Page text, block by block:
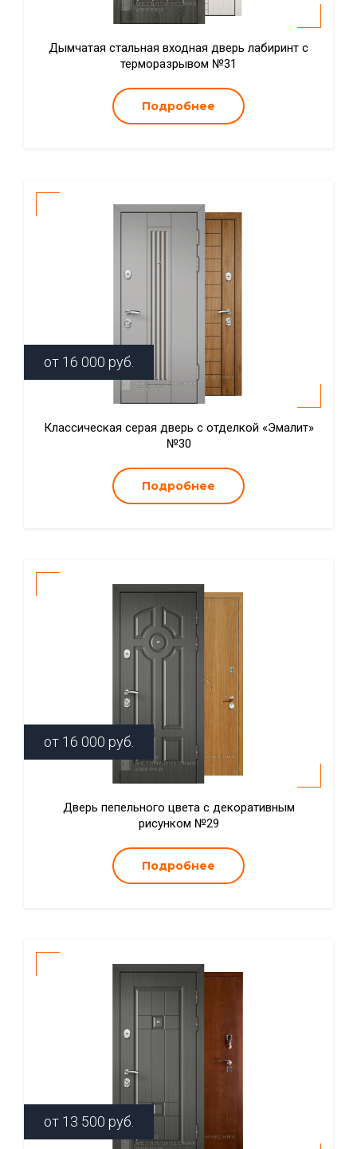
Дымчатая стальная входная дверь лабиринт с
терморазрывом №31
Подробнее
от 16 000 руб.
Классическая серая дверь с отделкой «Эмалит»
№30
Подробнее
от 16 000 руб.
Дверь пепельного цвета с декоративным
рисунком №29
Подробнее
от 13 500 руб.